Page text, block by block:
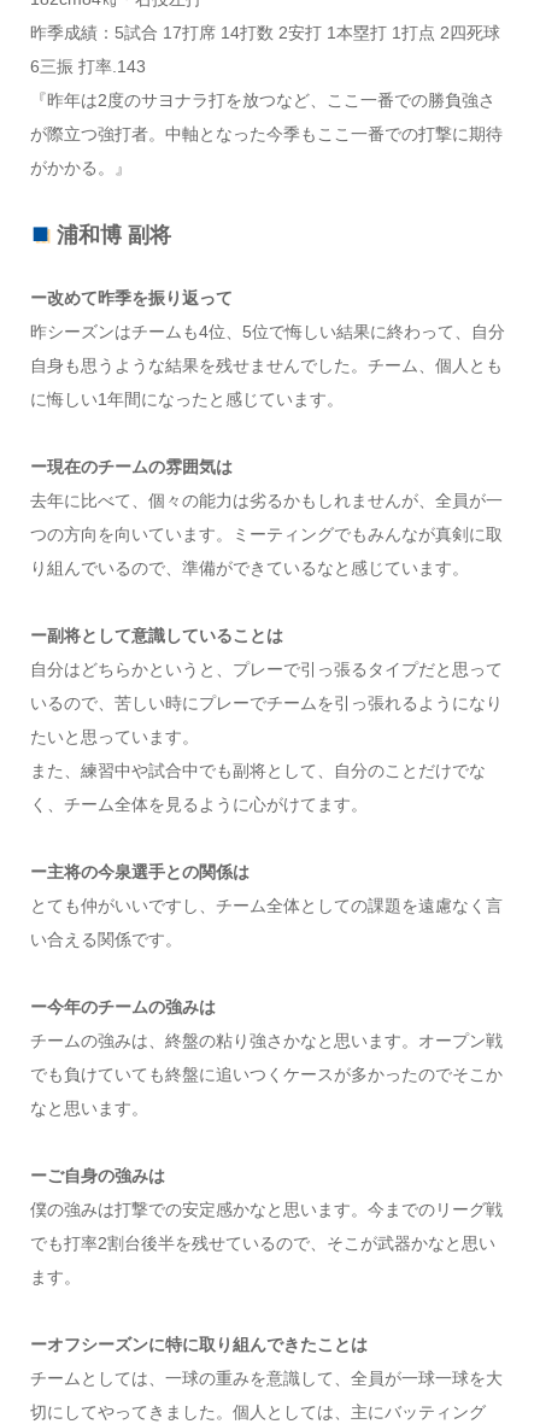
昨季成績：5試合 17打席 14打数 2安打 1本塁打 1打点 2四死球
6三振 打率.143
『昨年は2度のサヨナラ打を放つなど、ここ一番での勝負強さ
が際立つ強打者。中軸となった今季もここ一番での打撃に期待
がかかる。』
浦和博 副将
ー改めて昨季を振り返って
昨シーズンはチームも4位、5位で悔しい結果に終わって、自分
自身も思うような結果を残せませんでした。チーム、個人とも
に悔しい1年間になったと感じています。
ー現在のチームの雰囲気は
去年に比べて、個々の能力は劣るかもしれませんが、全員が一
つの方向を向いています。ミーティングでもみんなが真剣に取
り組んでいるので、準備ができているなと感じています。
ー副将として意識していることは
自分はどちらかというと、プレーで引っ張るタイプだと思って
いるので、苦しい時にプレーでチームを引っ張れるようになり
たいと思っています。
また、練習中や試合中でも副将として、自分のことだけでな
く、チーム全体を見るように心がけてます。
ー主将の今泉選手との関係は
とても仲がいいですし、チーム全体としての課題を遠慮なく言
い合える関係です。
ー今年のチームの強みは
チームの強みは、終盤の粘り強さかなと思います。オープン戦
でも負けていても終盤に追いつくケースが多かったのでそこか
なと思います。
ーご自身の強みは
僕の強みは打撃での安定感かなと思います。今までのリーグ戦
でも打率2割台後半を残せているので、そこが武器かなと思い
ます。
ーオフシーズンに特に取り組んできたことは
チームとしては、一球の重みを意識して、全員が一球一球を大
切にしてやってきました。個人としては、主にバッティング